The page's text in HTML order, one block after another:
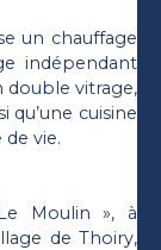
un chauffage
indépendant
double vitrage,
cuisine
vie.
Moulin », à
de Thoiry,